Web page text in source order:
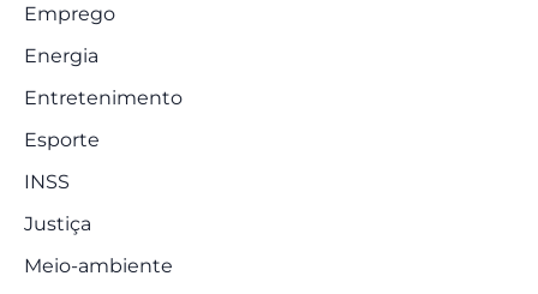
Emprego
Energia
Entretenimento
Esporte
INSS
Justiça
Meio-ambiente